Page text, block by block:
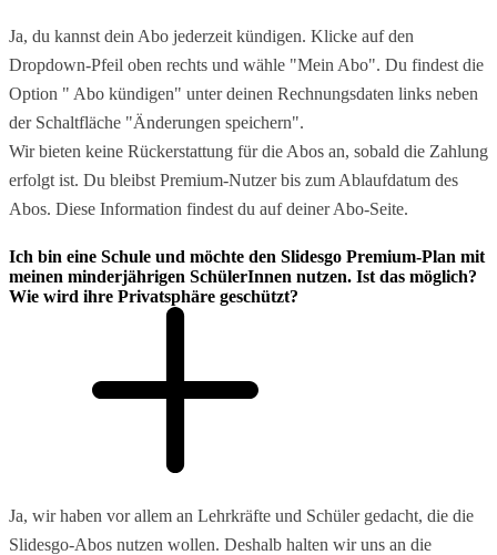
Ja, du kannst dein Abo jederzeit kündigen. Klicke auf den
Dropdown-Pfeil oben rechts und wähle "Mein Abo". Du findest die
Option " Abo kündigen" unter deinen Rechnungsdaten links neben
der Schaltfläche "Änderungen speichern".
Wir bieten keine Rückerstattung für die Abos an, sobald die Zahlung
erfolgt ist. Du bleibst Premium-Nutzer bis zum Ablaufdatum des
Abos. Diese Information findest du auf deiner Abo-Seite.
Ich bin eine Schule und möchte den Slidesgo Premium-Plan mit
meinen minderjährigen SchülerInnen nutzen. Ist das möglich?
Wie wird ihre Privatsphäre geschützt?
Ja, wir haben vor allem an Lehrkräfte und Schüler gedacht, die die
Slidesgo-Abos nutzen wollen. Deshalb halten wir uns an die